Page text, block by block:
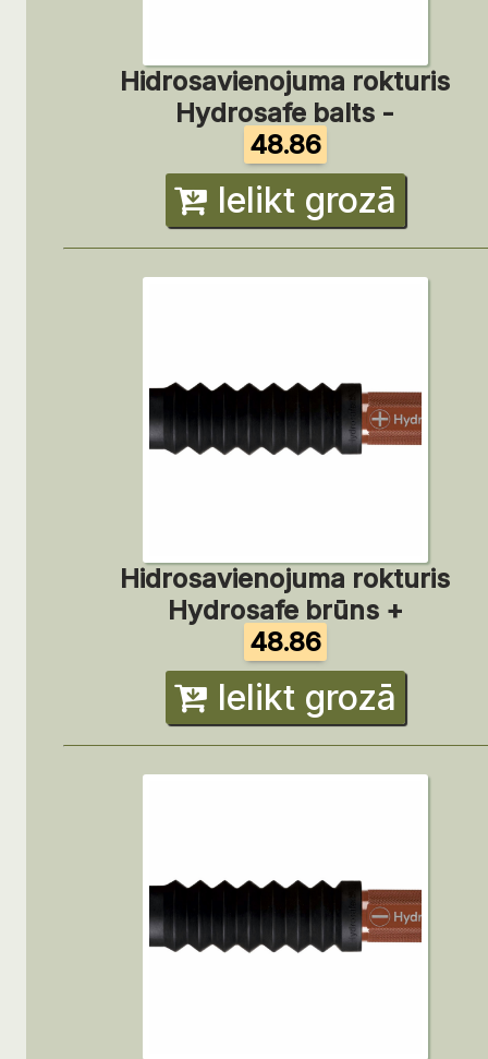
Hidrosavienojuma rokturis
Hydrosafe balts -
48.86
Ielikt grozā
Hidrosavienojuma rokturis
Hydrosafe brūns +
48.86
Ielikt grozā